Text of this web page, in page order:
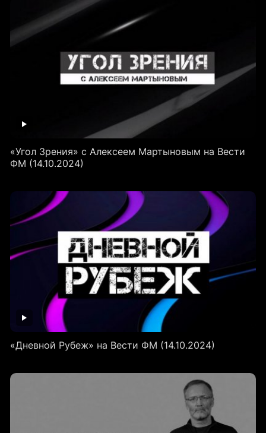
«Угол Зрения» с Алексеем Мартыновым на Вести
ФМ (14.10.2024)
«Дневной Рубеж» на Вести ФМ (14.10.2024)